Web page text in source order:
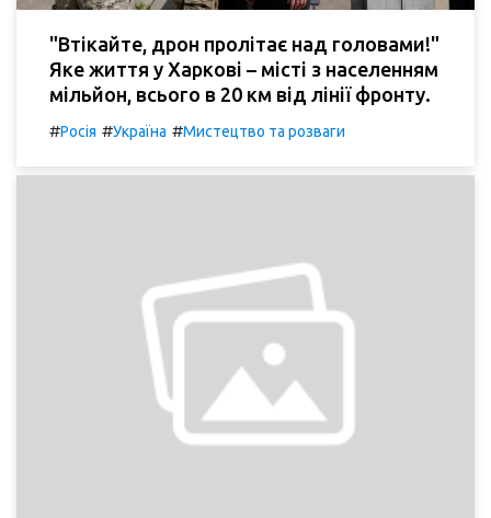
"Втікайте, дрон пролітає над головами!"
Яке життя у Харкові – місті з населенням
мільйон, всього в 20 км від лінії фронту.
#Росія #Україна #Мистецтво та розваги